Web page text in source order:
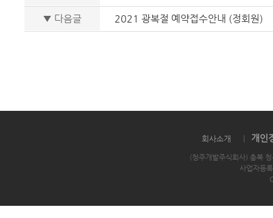
▼ 다음글 2021 광복절 예약접수안내 (정회원)
회사소개 개인
(청주개발주식회사) 충북
사업자등